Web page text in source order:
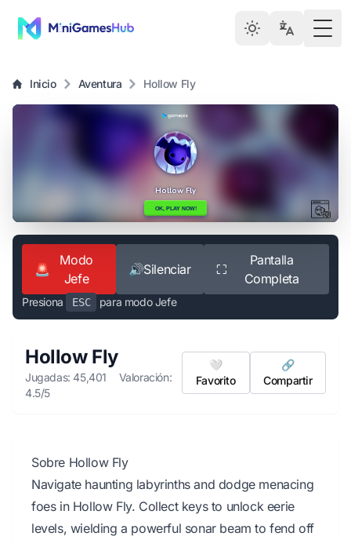
Inicio Aventura Hollow Fly
🚨
Modo
Jefe
🔊Silenciar ⛶
Pantalla
Completa
Presiona ESC para modo Jefe
Hollow Fly
Jugadas: 45,401
Valoración:
4.5/5
🤍
Favorito
🔗
Compartir
Sobre Hollow Fly
Navigate haunting labyrinths and dodge menacing
foes in Hollow Fly. Collect keys to unlock eerie
levels, wielding a powerful sonar beam to fend off